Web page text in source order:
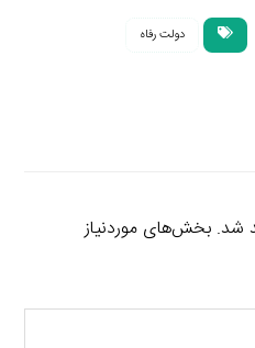
دولت رفاه
شد. بخش‌های موردنیاز